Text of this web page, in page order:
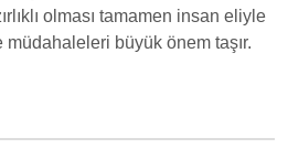
olması tamamen insan eliyle
büyük önem taşır.